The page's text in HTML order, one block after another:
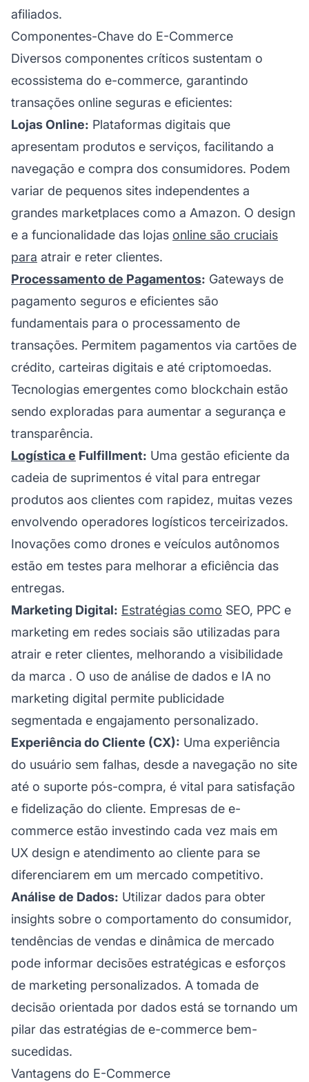
afiliados.
Componentes-Chave do E-Commerce
Diversos componentes críticos sustentam o
ecossistema do e-commerce, garantindo
transações online seguras e eficientes:
Lojas Online: Plataformas digitais que
apresentam produtos e serviços, facilitando a
navegação e compra dos consumidores. Podem
variar de pequenos sites independentes a
grandes marketplaces como a Amazon. O design
e a funcionalidade das lojas online são cruciais
para atrair e reter clientes.
Processamento de Pagamentos: Gateways de
pagamento seguros e eficientes são
fundamentais para o processamento de
transações. Permitem pagamentos via cartões de
crédito, carteiras digitais e até criptomoedas.
Tecnologias emergentes como blockchain estão
sendo exploradas para aumentar a segurança e
transparência.
Logística e Fulfillment: Uma gestão eficiente da
cadeia de suprimentos é vital para entregar
produtos aos clientes com rapidez, muitas vezes
envolvendo operadores logísticos terceirizados.
Inovações como drones e veículos autônomos
estão em testes para melhorar a eficiência das
entregas.
Marketing Digital: Estratégias como SEO, PPC e
marketing em redes sociais são utilizadas para
atrair e reter clientes, melhorando a visibilidade
da marca . O uso de análise de dados e IA no
marketing digital permite publicidade
segmentada e engajamento personalizado.
Experiência do Cliente (CX): Uma experiência
do usuário sem falhas, desde a navegação no site
até o suporte pós-compra, é vital para satisfação
e fidelização do cliente. Empresas de e-
commerce estão investindo cada vez mais em
UX design e atendimento ao cliente para se
diferenciarem em um mercado competitivo.
Análise de Dados: Utilizar dados para obter
insights sobre o comportamento do consumidor,
tendências de vendas e dinâmica de mercado
pode informar decisões estratégicas e esforços
de marketing personalizados. A tomada de
decisão orientada por dados está se tornando um
pilar das estratégias de e-commerce bem-
sucedidas.
Vantagens do E-Commerce